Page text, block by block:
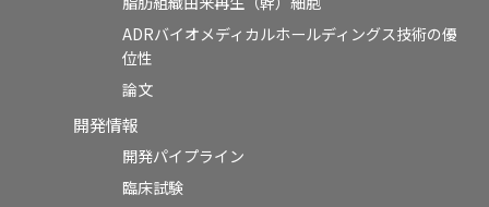
ADRバイオメディカルホールディングス技術の優
位性
論文
開発情報
開発パイプライン
臨床試験